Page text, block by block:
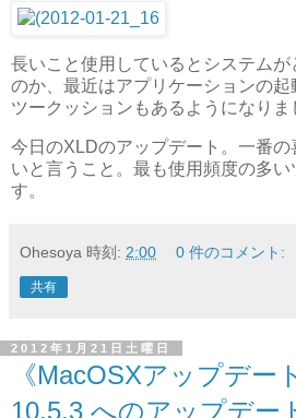
長いこと使用しているとシステム
のか、最近はアプリケーションの
ツークッションもあるようになりま
今日のXLDのアップデート。一番
いと言うこと。最も使用頻度の多
す。
Ohesoya 時刻: 2:00 0 件のコメント:
共有
2012年1月21日土曜日
《MacOSXアップデー
10.5.3 へのアップデー